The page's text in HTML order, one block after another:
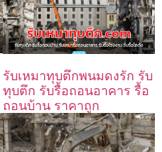
รับเหมาทุบตึกพนมดงรัก รับ
ทุบตึก รับรื้อถอนอาคาร รื้อ
ถอนบ้าน ราคาถูก